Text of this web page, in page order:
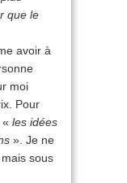
que le
avoir à
moi
Pour
les idées
». Je ne
mais sous